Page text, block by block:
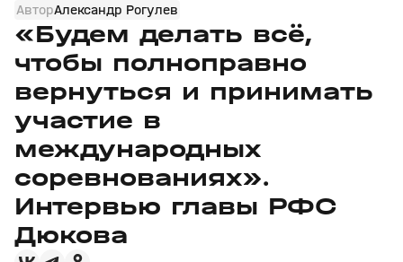
АвторАлександр Рогулев
«Будем делать всё,
чтобы полноправно
вернуться и принимать
участие в
международных
соревнованиях».
Интервью главы РФС
Дюкова